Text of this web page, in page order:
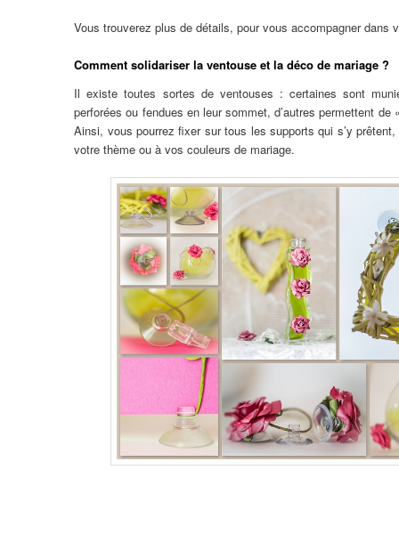
Vous trouverez plus de détails, pour vous accompagner dans
Comment solidariser la ventouse et la déco de mariage ?
Il existe toutes sortes de ventouses : certaines sont
perforées ou fendues en leur sommet, d’autres permettent
Ainsi, vous pourrez fixer sur tous les supports qui s’y
votre thème ou à vos couleurs de mariage.